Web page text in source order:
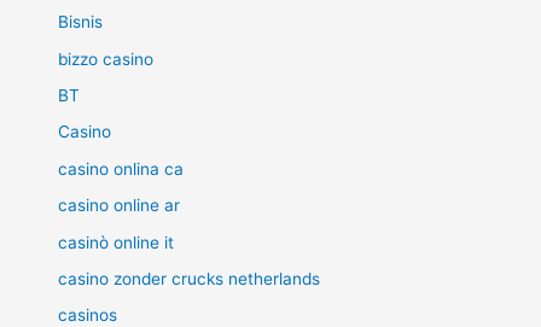
Bisnis
bizzo casino
BT
Casino
casino onlina ca
casino online ar
casinò online it
casino zonder crucks netherlands
casinos